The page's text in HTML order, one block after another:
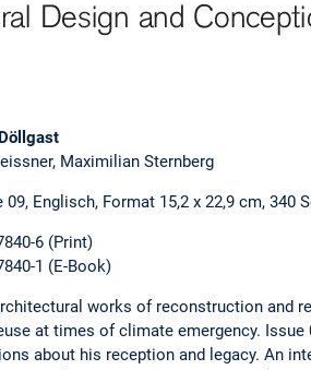
Maximilian Sternberg
Englisch, Format 15,2 x 22,9 cm,
6 (Print)
1 (E-Book)
works of reconstruction and
at times of climate emergency.
about his reception and legacy. An